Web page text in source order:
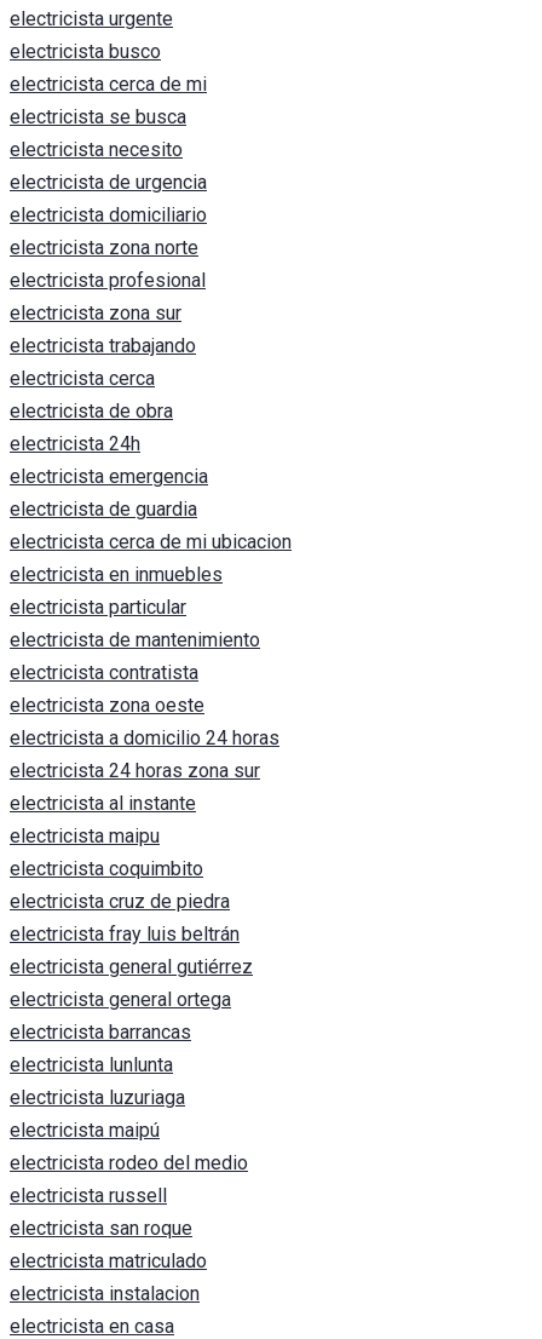
electricista urgente
electricista busco
electricista cerca de mi
electricista se busca
electricista necesito
electricista de urgencia
electricista domiciliario
electricista zona norte
electricista profesional
electricista zona sur
electricista trabajando
electricista cerca
electricista de obra
electricista 24h
electricista emergencia
electricista de guardia
electricista cerca de mi ubicacion
electricista en inmuebles
electricista particular
electricista de mantenimiento
electricista contratista
electricista zona oeste
electricista a domicilio 24 horas
electricista 24 horas zona sur
electricista al instante
electricista maipu
electricista coquimbito
electricista cruz de piedra
electricista fray luis beltrán
electricista general gutiérrez
electricista general ortega
electricista barrancas
electricista lunlunta
electricista luzuriaga
electricista maipú
electricista rodeo del medio
electricista russell
electricista san roque
electricista matriculado
electricista instalacion
electricista en casa